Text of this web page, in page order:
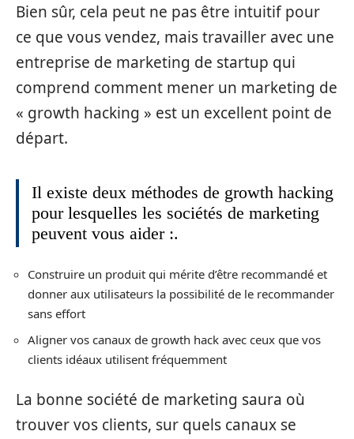
Bien sûr, cela peut ne pas être intuitif pour
ce que vous vendez, mais travailler avec une
entreprise de marketing de startup qui
comprend comment mener un marketing de
« growth hacking » est un excellent point de
départ.
Il existe deux méthodes de growth hacking
pour lesquelles les sociétés de marketing
peuvent vous aider :.
Construire un produit qui mérite d’être recommandé et
donner aux utilisateurs la possibilité de le recommander
sans effort
Aligner vos canaux de growth hack avec ceux que vos
clients idéaux utilisent fréquemment
La bonne société de marketing saura où
trouver vos clients, sur quels canaux se